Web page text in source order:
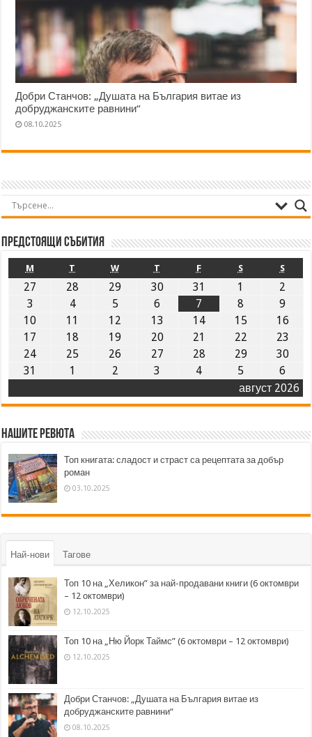
Добри Станчов: „Душата на България витае из
добруджанските равнини“
08.10.2025
Предстоящи събития
август 2026
M T W T F S S
27 28 29 30 31 1
2
3
4 5 6 7 8
9
10
11 12 13 14 15
16
17
18 19 20 21 22
23
24
25 26 27 28 29
30
31
1 2 3 4 5 6
Нашите ревюта
Топ книгата: сладост и страст са рецептата за добър
роман
03.10.2025
Най-нови Тагове
Топ 10 на „Хеликон” за най-продавани книги (6 октомври
– 12 октомври)
12.10.2025
Топ 10 на „Ню Йорк Таймс” (6 октомври – 12 октомври)
12.10.2025
Добри Станчов: „Душата на България витае из
добруджанските равнини“
08.10.2025